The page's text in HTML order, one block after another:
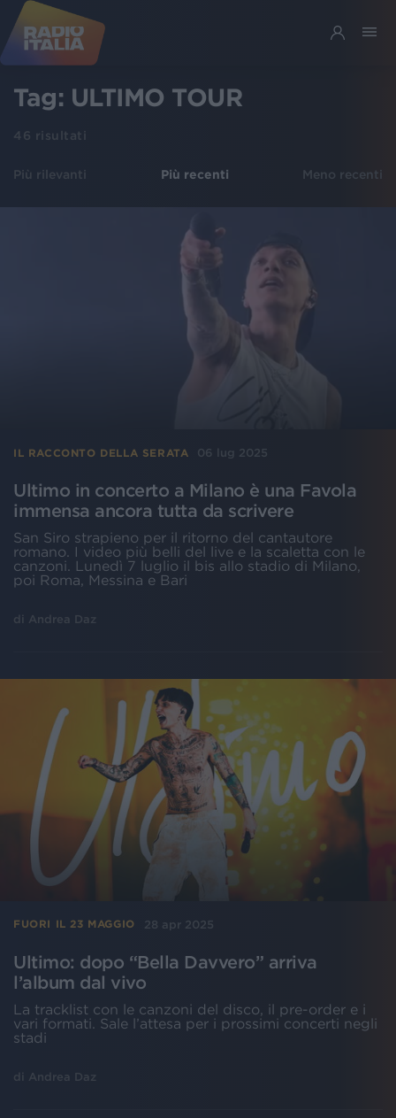
Tag: ULTIMO TOUR
46 risultati
Più rilevanti Più recenti Meno recenti
IL RACCONTO DELLA SERATA 06 lug 2025
Ultimo in concerto a Milano è una Favola
immensa ancora tutta da scrivere
San Siro strapieno per il ritorno del cantautore
romano. I video più belli del live e la scaletta con le
canzoni. Lunedì 7 luglio il bis allo stadio di Milano,
poi Roma, Messina e Bari
di Andrea Daz
FUORI IL 23 MAGGIO 28 apr 2025
Ultimo: dopo “Bella Davvero” arriva
l’album dal vivo
La tracklist con le canzoni del disco, il pre-order e i
vari formati. Sale l’attesa per i prossimi concerti negli
stadi
di Andrea Daz